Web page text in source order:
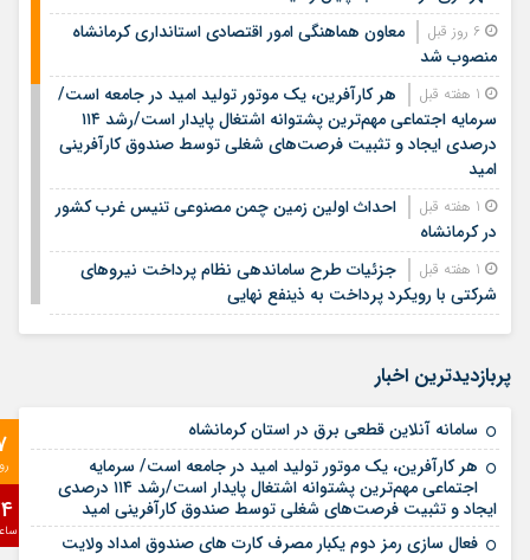
معاون هماهنگی امور اقتصادی استانداری کرمانشاه
منصوب شد
هر کارآفرین، یک موتور تولید امید در جامعه است/
سرمایه اجتماعی مهم‌ترین پشتوانه اشتغال پایدار است/رشد ۱۱۴
درصدی ایجاد و تثبیت فرصت‌های شغلی توسط صندوق کارآفرینی
امید
احداث اولین زمین چمن مصنوعی تنیس غرب کشور
در کرمانشاه
جزئیات طرح ساماندهی نظام پرداخت نیروهای
شرکتی با رویکرد پرداخت به ذینفع نهایی
1 هفته قبل
معابر کرمانشاه به ۵۰۰ هزار تن آسفالت‌ نیاز دارد/
2 هفته قبل
دکتر محسن ضیائی، مدیرعامل صندوق کارآفرینی
امید، تفاهم‌نامه یک همتی توسعه تولید و اشتغال استان اردبیل را
امضا کرد
حملۀ آمریکا به حوالی شهرستان اسلام‌آباد غرب
2 هفته قبل
قدردانی شهردار کرمانشاه از نماینده ولی فقیه در
استان و امام جمعه کرمانشاه به واسطه حمایت از مدیریت شهری
پربازدیدترین اخبار
سامانه آنلاین قطعی برق در استان کرمانشاه
هر کارآفرین، یک موتور تولید امید در جامعه است/ سرمایه
اجتماعی مهم‌ترین پشتوانه اشتغال پایدار است/رشد ۱۱۴ درصدی
ایجاد و تثبیت فرصت‌های شغلی توسط صندوق کارآفرینی امید
فعال سازی رمز دوم یکبار مصرف کارت های صندوق امداد ولایت